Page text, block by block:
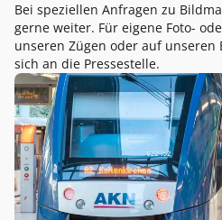
Bei speziellen Anfragen zu
gerne weiter. Für eigene Foto-
unseren Zügen oder auf unseren
sich an die Pressestelle.